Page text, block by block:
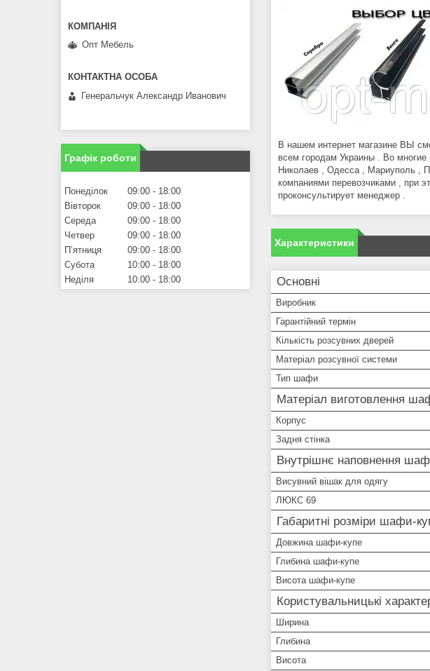
В нашем интернет магазине ВЫ
всем городам Украины . Во многие
Николаев , Одесса , Мариуполь ,
компаниями перевозчиками , при
проконсультирует менеджер .
Характеристики
Основні
Виробник
Гарантійний термін
Кількість розсувних дверей
Матеріал розсувної системи
Тип шафи
Матеріал виготовлення
Корпус
Задня стінка
Внутрішнє наповнення
Висувний вішак для одягу
ЛЮКС 69
Габаритні розміри шафи-
Довжина шафи-купе
Глибина шафи-купе
Висота шафи-купе
Користувальницькі
Ширина
Глибина
Висота
Опт Мебель
Генеральчук Александр Иванович
Графік роботи
Понеділок 09:00
18:00
Вівторок
09:00
18:00
Середа
09:00
18:00
Четвер
09:00
18:00
Пʼятниця
09:00
18:00
Субота
10:00
18:00
Неділя
10:00 18:00